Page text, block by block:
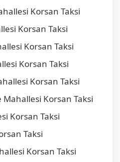
Korsan Taksi
Korsan Taksi
Korsan Taksi
Korsan Taksi
Korsan Taksi
Korsan Taksi
Korsan Taksi
Taksi
Korsan Taksi